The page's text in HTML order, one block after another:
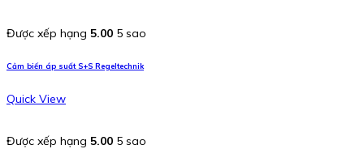
Được xếp hạng 5.00 5 sao
Cảm biến áp suất S+S Regeltechnik
Quick View
Được xếp hạng 5.00 5 sao